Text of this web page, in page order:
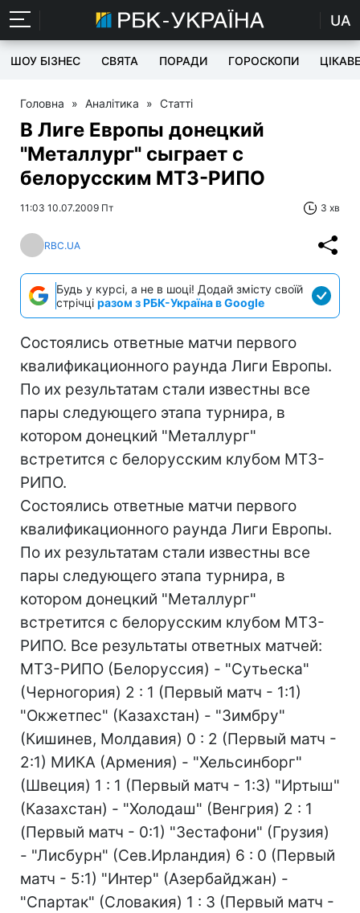
UA
ШОУ БІЗНЕС СВЯТА ПОРАДИ ГОРОСКОПИ ЦІКАВЕ
Головна » Аналітика » Статті
В Лиге Европы донецкий
"Металлург" сыграет с
белорусским МТЗ-РИПО
11:03 10.07.2009 Пт 3 хв
RBC.UA
Будь у курсі, а не в шоці! Додай змісту своїй
стрічці разом з РБК-Україна в Google
Состоялись ответные матчи первого
квалификационного раунда Лиги Европы.
По их результатам стали известны все
пары следующего этапа турнира, в
котором донецкий "Металлург"
встретится с белорусским клубом МТЗ-
РИПО.
Состоялись ответные матчи первого
квалификационного раунда Лиги Европы.
По их результатам стали известны все
пары следующего этапа турнира, в
котором донецкий "Металлург"
встретится с белорусским клубом МТЗ-
РИПО. Все результаты ответных матчей:
МТЗ-РИПО (Белоруссия) - "Сутьеска"
(Черногория) 2 : 1 (Первый матч - 1:1)
"Окжетпес" (Казахстан) - "Зимбру"
(Кишинев, Молдавия) 0 : 2 (Первый матч -
2:1) МИКА (Армения) - "Хельсинборг"
(Швеция) 1 : 1 (Первый матч - 1:3) "Иртыш"
(Казахстан) - "Холодаш" (Венгрия) 2 : 1
(Первый матч - 0:1) "Зестафони" (Грузия)
- "Лисбурн" (Сев.Ирландия) 6 : 0 (Первый
матч - 5:1) "Интер" (Азербайджан) -
"Спартак" (Словакия) 1 : 3 (Первый матч -